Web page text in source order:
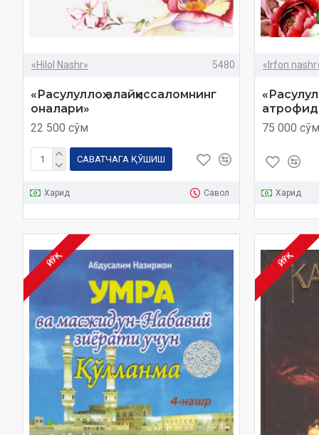
«Hilol Nashr» 5480
«Расулуллоҳ алайҳиссаломнинг
оналари»
22 500 сўм
САВАТЧАГА ҚЎШИШ
Харид Савол
«Irfon
75 000 сўм
Харид
ЙЎҚ ЙЎҚ